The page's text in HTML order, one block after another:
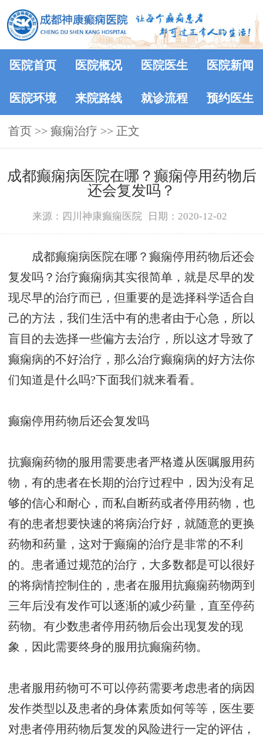
医院首页 医院概况 医院医生 医院新闻
医院环境 来院路线 就诊流程 预约医生
首页 >> 癫痫治疗 >> 正文
成都癫痫病医院在哪？癫痫停用药物后
还会复发吗？
来源：四川神康癫痫医院 日期：2020-12-02
成都癫痫病医院在哪？癫痫停用药物后还会
复发吗？治疗癫痫病其实很简单，就是尽早的发
现尽早的治疗而已，但重要的是选择科学适合自
己的方法，我们生活中有的患者由于心急，所以
盲目的去选择一些偏方去治疗，所以这才导致了
癫痫病的不好治疗，那么治疗癫痫病的好方法你
们知道是什么吗?下面我们就来看看。
癫痫停用药物后还会复发吗
抗癫痫药物的服用需要患者严格遵从医嘱服用药
物，有的患者在长期的治疗过程中，因为没有足
够的信心和耐心，而私自断药或者停用药物，也
有的患者想要快速的将病治疗好，就随意的更换
药物和药量，这对于癫痫的治疗是非常的不利
的。患者通过规范的治疗，大多数都是可以很好
的将病情控制住的，患者在服用抗癫痫药物两到
三年后没有发作可以逐渐的减少药量，直至停药
药物。有少数患者停用药物后会出现复发的现
象，因此需要终身的服用抗癫痫药物。
患者服用药物可不可以停药需要考虑患者的病因
发作类型以及患者的身体素质如何等等，医生要
对患者停用药物后复发的风险进行一定的评估，